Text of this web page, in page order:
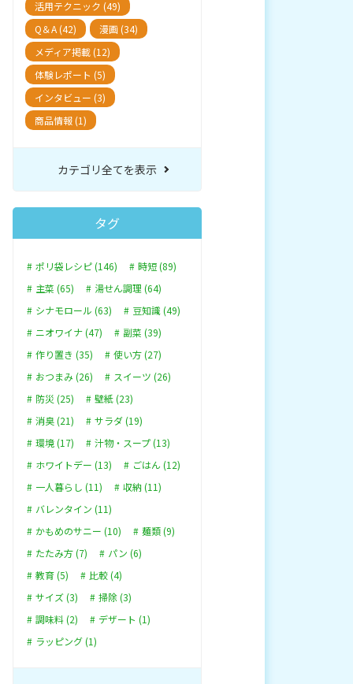
活用テクニック (49)
Q＆A (42)
漫画 (34)
メディア掲載 (12)
体験レポート (5)
インタビュー (3)
商品情報 (1)
カテゴリ全てを表示
タグ
ポリ袋レシピ (146)
時短 (89)
主菜 (65)
湯せん調理 (64)
シナモロール (63)
豆知識 (49)
ニオワイナ (47)
副菜 (39)
作り置き (35)
使い方 (27)
おつまみ (26)
スイーツ (26)
防災 (25)
壁紙 (23)
消臭 (21)
サラダ (19)
環境 (17)
汁物・スープ (13)
ホワイトデー (13)
ごはん (12)
一人暮らし (11)
収納 (11)
バレンタイン (11)
かもめのサニー (10)
麺類 (9)
たたみ方 (7)
パン (6)
教育 (5)
比較 (4)
サイズ (3)
掃除 (3)
調味料 (2)
デザート (1)
ラッピング (1)